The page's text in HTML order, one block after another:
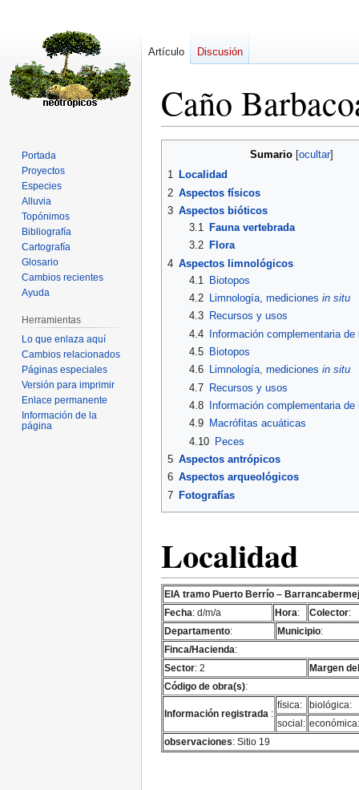
Caño
navegación
búsqueda
Sumario
1 Localidad
2 Aspectos físicos
3 Aspectos bióticos
3.1
Fauna vertebrada
3.2
Flora
4 Aspectos limnológicos
4.1
Biotopos
4.2
Limnología, mediciones in situ
4.3
Recursos y usos
4.4 Información complementaria de
4.5
Biotopos
4.6
Limnología, mediciones in situ
4.7 Recursos y usos
4.8
Información complementaria
4.9
Macrófitas acuáticas
4.10 Peces
5 Aspectos antrópicos
6 Aspectos arqueológicos
7 Fotografías
Localidad
EIA tramo Puerto Berrío –
Fecha: d/m/a Hora: Colector:
Departamento: Municipio:
Finca/Hacienda:
Sector: 2
Margen
Código de obra(s):
Información registrada :
física:
biológica:
social: económica:
observaciones: Sitio 19
Artículo Discusión
Portada
Proyectos
Especies
Alluvia
Topónimos
Bibliografía
Cartografía
Glosario
Cambios recientes
Ayuda
Herramientas
Lo que enlaza aquí
Cambios relacionados
Páginas especiales
Versión para imprimir
Enlace permanente
Información de la
página